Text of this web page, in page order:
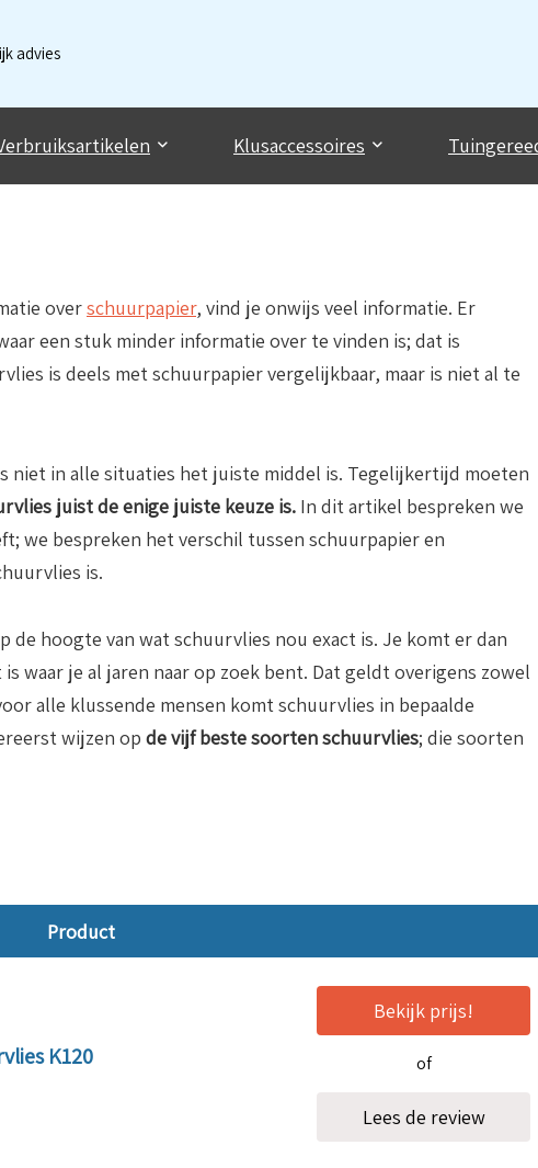
advies
Klusaccessoires
overschuurpapier, vind je onwijs veel informatie. Er
een stuk minder informatie over te vinden is; dat is
is deels met schuurpapier vergelijkbaar, maar is niet al te
in alle situaties het juiste middel is. Tegelijkertijd moeten
juist de enige juiste keuze is. In dit artikel bespreken we
we bespreken het verschil tussen schuurpapier en
is.
de hoogte van wat schuurvlies nou exact is. Je komt er dan
je al jaren naar op zoek bent. Dat geldt overigens zowel
alle klussende mensen komt schuurvlies in bepaalde
wijzen op de vijf beste soorten schuurvlies; die soorten
Product
K120
Bekijk prijs!
of
Lees de review